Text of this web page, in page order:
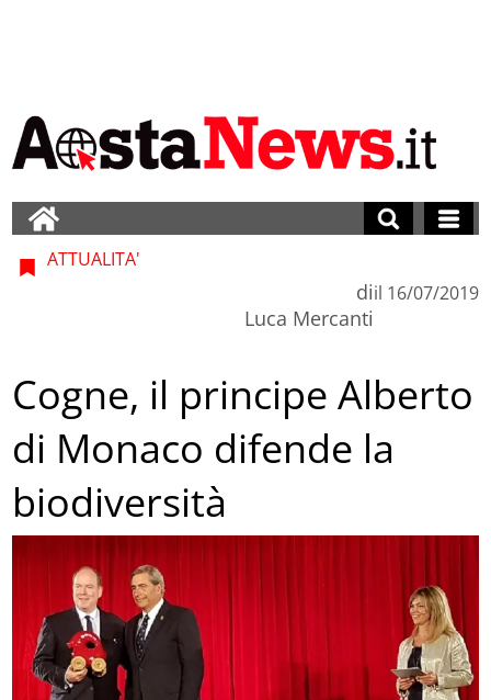
ATTUALITA'
di
Luca Mercanti
il 16/07/2019
Cogne, il principe Alberto
di Monaco difende la
biodiversità